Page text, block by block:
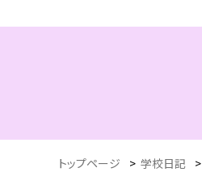
トップページ > 学校日記 >